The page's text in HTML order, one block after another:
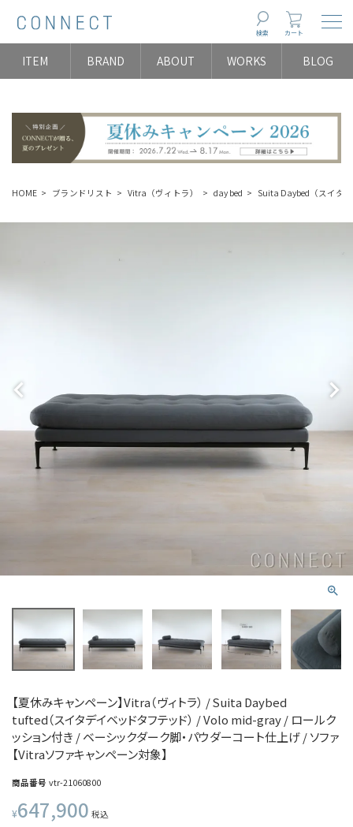
検索 カート
ITEM BRAND ABOUT WORKS BLOG
HOME ブランドリスト Vitra（ヴィトラ） day bed Suita Daybed（スイタ
【夏休みキャンペーン】Vitra（ヴィトラ） / Suita Daybed
tufted（スイタデイベッドタフテッド） / Volo mid-gray / ロールク
ッション付き / ベーシックダーク脚・パウダーコート仕上げ / ソファ
【Vitraソファキャンペーン対象】
商品番号 vtr-21060800
¥647,900 税込